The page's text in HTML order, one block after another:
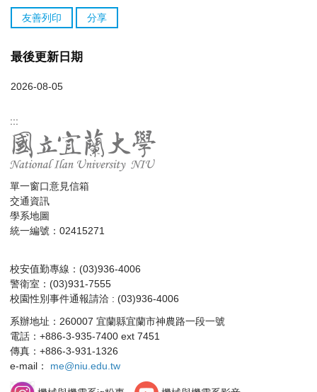
友善列印 分享
最後更新日期
2026-08-05
:::
單一窗口意見信箱
交通資訊
學系地圖
統一編號：02415271
校安值勤專線：(03)936-4006
警衛室：(03)931-7555
校園性別事件通報請洽 : (03)936-4006
系辦地址：260007 宜蘭縣宜蘭市神農路一段一號
電話：+886-3-935-7400 ext 7451
傳真：+886-3-931-1326
e-mail： me@niu.edu.tw